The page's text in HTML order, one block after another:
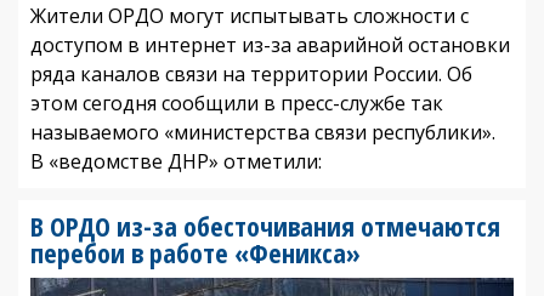
Жители ОРДО могут испытывать сложности с
доступом в интернет из-за аварийной остановки
ряда каналов связи на территории России. Об
этом сегодня сообщили в пресс-службе так
называемого «министерства связи республики».
В «ведомстве ДНР» отметили:
В ОРДО из-за обесточивания отмечаются
перебои в работе «Феникса»